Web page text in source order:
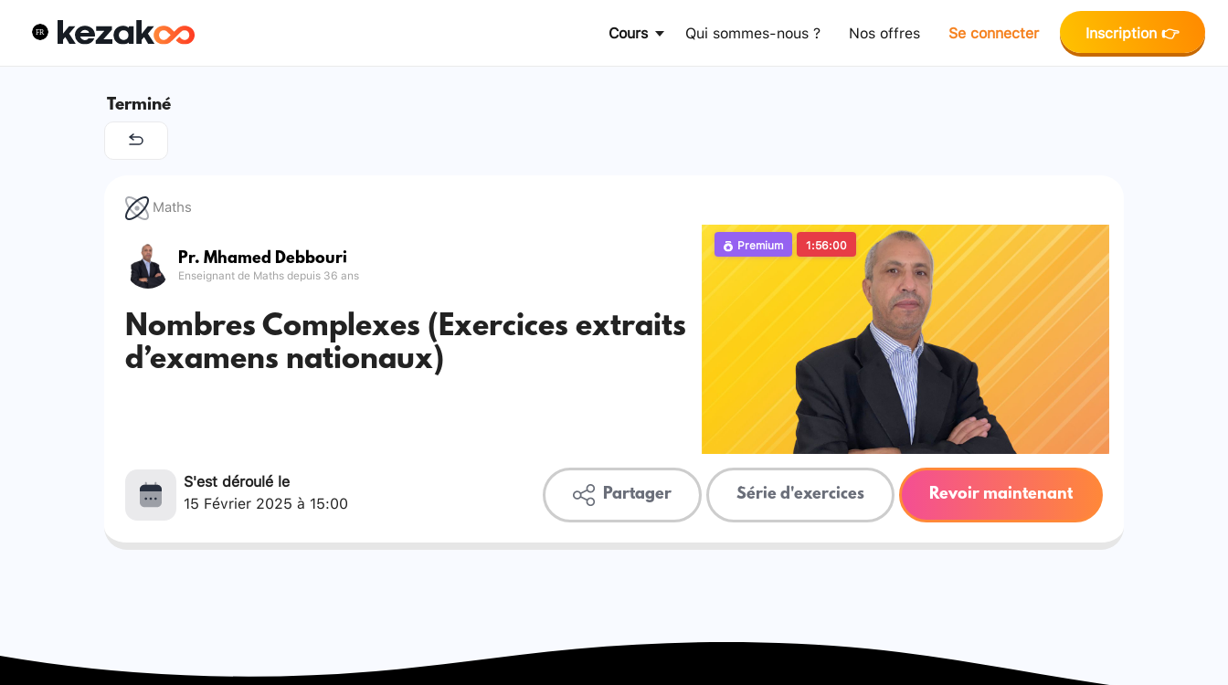
Cours Qui sommes-nous ? Nos offres Se connecter Inscription 👉
Terminé
Maths
Pr. Mhamed Debbouri
Enseignant de Maths depuis 36 ans
Nombres Complexes (Exercices extraits
d’examens nationaux)
Premium 1:56:00
S'est déroulé le
15 Février 2025 à 15:00
Partager Série d'exercices Revoir maintenant